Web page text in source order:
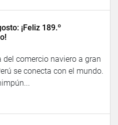
¡Feliz 189.º
comercio naviero a gran
se conecta con el mundo.